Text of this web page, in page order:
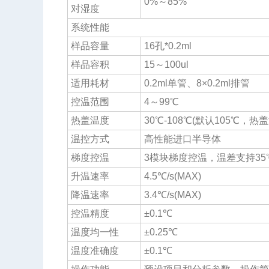
对湿度
系统性能
样品容量
16孔*0.2ml
样品容积
15～100ul
适用耗材
0.2ml单管、8×0.2ml排管
控温范围
4～99℃
热盖温度
30℃-108℃(默认105℃，热盖
温控方式
高性能进口半导体
梯度控温
3模块梯度控温，温差支持
升温速率
4.5℃/s(MAX)
降温速率
3.4℃/s(MAX)
控温精度
±0.1℃
温度均一性
±0.25℃
温度准确度
±0.1℃